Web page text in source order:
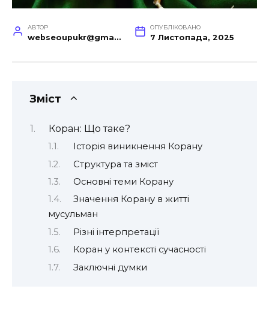
АВТОР
webseoupukr@gmail.com
ОПУБЛІКОВАНО
7 Листопада, 2025
Зміст
Коран: Що таке?
Історія виникнення Корану
Структура та зміст
Основні теми Корану
Значення Корану в житті
мусульман
Різні інтерпретації
Коран у контексті сучасності
Заключні думки